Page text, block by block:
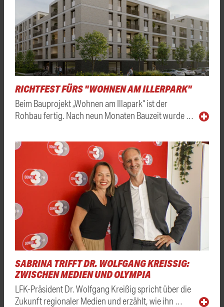
RICHTFEST FÜRS "WOHNEN AM ILLERPARK"
Beim Bauprojekt „Wohnen am Illapark“ ist der
Rohbau fertig. Nach neun Monaten Bauzeit wurde …
SABRINA TRIFFT DR. WOLFGANG KREISSIG: Z
WISCHEN MEDIEN UND OLYMPIA
LFK-Präsident Dr. Wolfgang Kreißig spricht über die
Zukunft regionaler Medien und erzählt, wie ihn …